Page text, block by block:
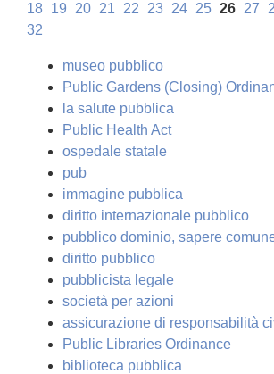
18 19 20 21 22 23 24 25 26 27
32
museo pubblico
Public Gardens (Closing)
la salute pubblica
Public Health Act
ospedale statale
pub
immagine pubblica
diritto internazionale pubblico
pubblico dominio, sapere
diritto pubblico
pubblicista legale
società per azioni
assicurazione di responsabilità
Public Libraries Ordinance
biblioteca pubblica